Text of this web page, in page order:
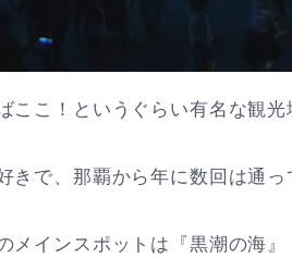
ここ！というぐらい有名な観光
きで、那覇から年に数回は通っ
メインスポットは『黒潮の海』